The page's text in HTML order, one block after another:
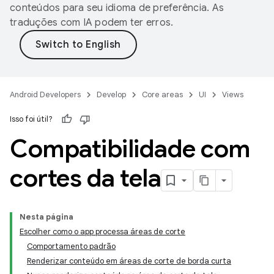
conteúdos para seu idioma de preferência. As
traduções com IA podem ter erros.
Android Developers Develop Core areas UI Views
Isso foi útil?
Compatibilidade com
cortes da tela
Nesta página
Escolher como o app processa áreas de corte
Comportamento padrão
Renderizar conteúdo em áreas de corte de borda curta